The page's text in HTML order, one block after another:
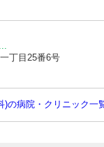
丁目25番6号
)の病院・クリニック一